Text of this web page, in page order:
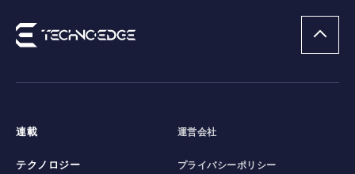
連載
テクノロジー
運営会社
プライバシーポリシー